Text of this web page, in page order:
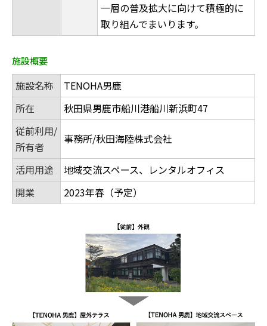
一層の普及拡大に向けて積極的に
取り組んでまいります。
施設概要
施設名称
TENOHA男鹿
所在
秋田県男鹿市船川港船川新浜町47
従前利用/
所有者
事務所/秋田海陸株式会社
活用用途
地域交流スペース、レンタルオフィス
開業
2023年春（予定）